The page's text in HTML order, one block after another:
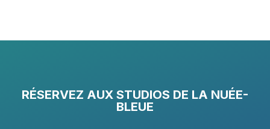
RÉSERVEZ AUX STUDIOS DE LA NUÉE-
BLEUE